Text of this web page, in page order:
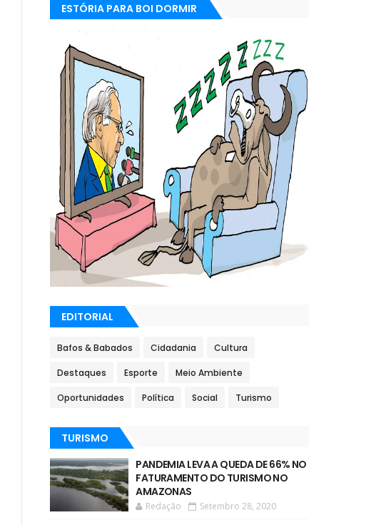
ESTÓRIA PARA BOI DORMIR
EDITORIAL
Bafos & Babados Cidadania Cultura
Destaques Esporte Meio Ambiente
Oportunidades Política Social Turismo
TURISMO
PANDEMIA LEVA A QUEDA DE 66% NO
FATURAMENTO DO TURISMO NO
AMAZONAS
Redação Setembro 28, 2020